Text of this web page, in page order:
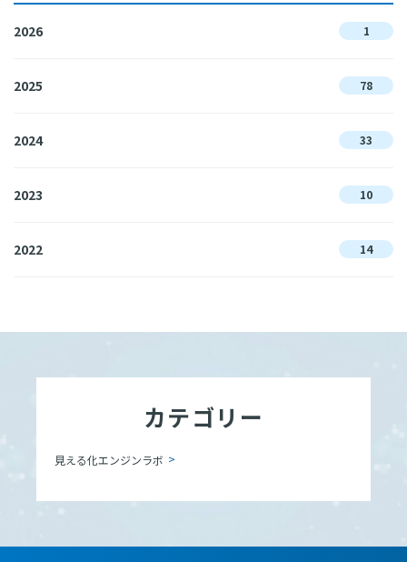
2026 1
2025 78
2024 33
2023 10
2022 14
カテゴリー
見える化エンジンラボ